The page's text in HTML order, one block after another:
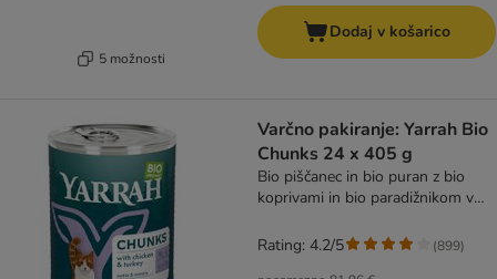
5 možnosti
Dodaj v košarico
Varčno pakiranje: Yarrah Bio
Chunks 24 x 405 g
Bio piščanec in bio puran z bio
koprivami in bio paradižnikom v
Rating: 4.2/5 (899)